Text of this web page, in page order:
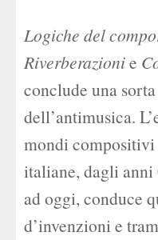
Logiche del
Riverberazionie
conclude una
dell’antimusica.
mondi
italiane, dagli anni
ad oggi, conduce
d’invenzioni e